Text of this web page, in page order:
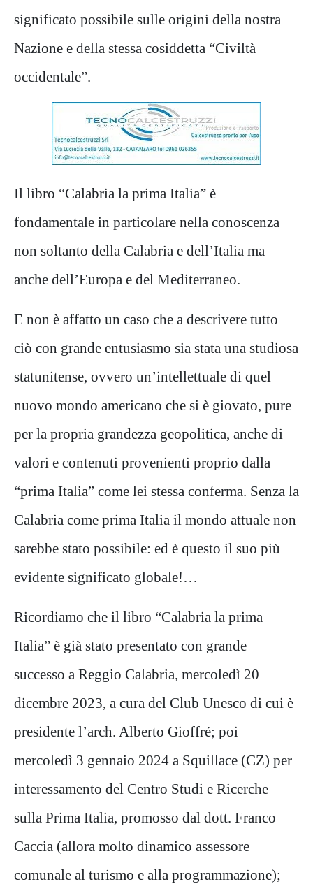
significato possibile sulle origini della nostra
Nazione e della stessa cosiddetta “Civiltà
occidentale”.
Il libro “Calabria la prima Italia” è
fondamentale in particolare nella conoscenza
non soltanto della Calabria e dell’Italia ma
anche dell’Europa e del Mediterraneo.
E non è affatto un caso che a descrivere tutto
ciò con grande entusiasmo sia stata una studiosa
statunitense, ovvero un’intellettuale di quel
nuovo mondo americano che si è giovato, pure
per la propria grandezza geopolitica, anche di
valori e contenuti provenienti proprio dalla
“prima Italia” come lei stessa conferma. Senza la
Calabria come prima Italia il mondo attuale non
sarebbe stato possibile: ed è questo il suo più
evidente significato globale!…
Ricordiamo che il libro “Calabria la prima
Italia” è già stato presentato con grande
successo a Reggio Calabria, mercoledì 20
dicembre 2023, a cura del Club Unesco di cui è
presidente l’arch. Alberto Gioffré; poi
mercoledì 3 gennaio 2024 a Squillace (CZ) per
interessamento del Centro Studi e Ricerche
sulla Prima Italia, promosso dal dott. Franco
Caccia (allora molto dinamico assessore
comunale al turismo e alla programmazione);